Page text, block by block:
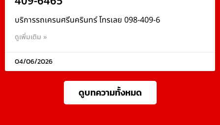
บริการรถเครนศรีนครินทร์ โทรเลย 098-409-6
ดูเพิ่มเติม »
04/06/2026
ดูบทความทั้งหมด